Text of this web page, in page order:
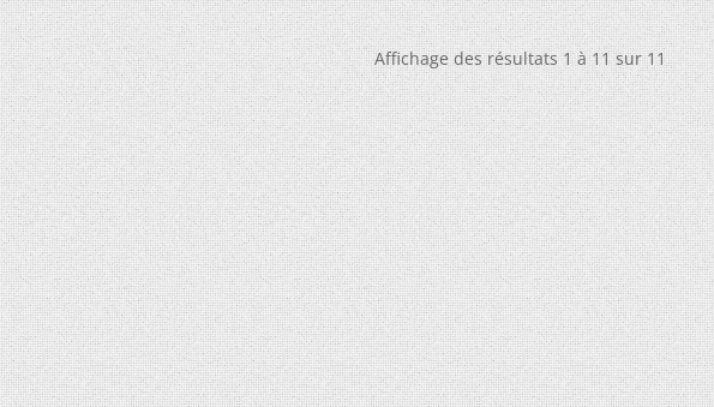
Affichage des résultats 1 à 11 sur 11